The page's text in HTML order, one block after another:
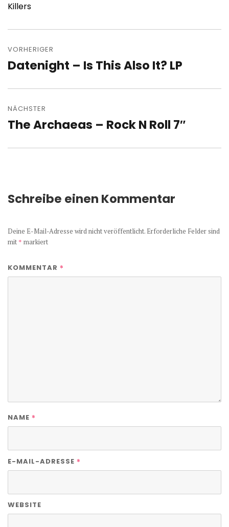
Killers
VORHERIGER
Vorheriger
Datenight – Is This Also It? LP
NÄCHSTER
Nächster
The Archaeas – Rock N Roll 7″
Schreibe einen Kommentar
Deine E-Mail-Adresse wird nicht veröffentlicht. Erforderliche Felder sind
mit * markiert
KOMMENTAR *
NAME *
E-MAIL-ADRESSE *
WEBSITE